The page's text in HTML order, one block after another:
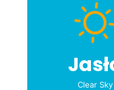
Clear Sky